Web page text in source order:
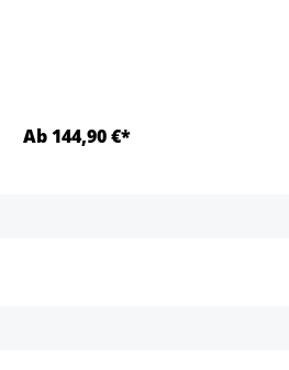
Ab 144,90 €*